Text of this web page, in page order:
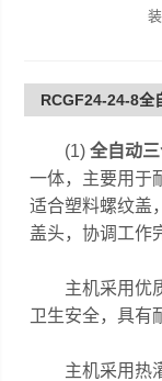
RCGF24-24-8全
(1)全自动
一体，主要用于
适合塑料螺纹盖
盖头，协调工作
主机采用优质
卫生安全，具有
主机采用热灌